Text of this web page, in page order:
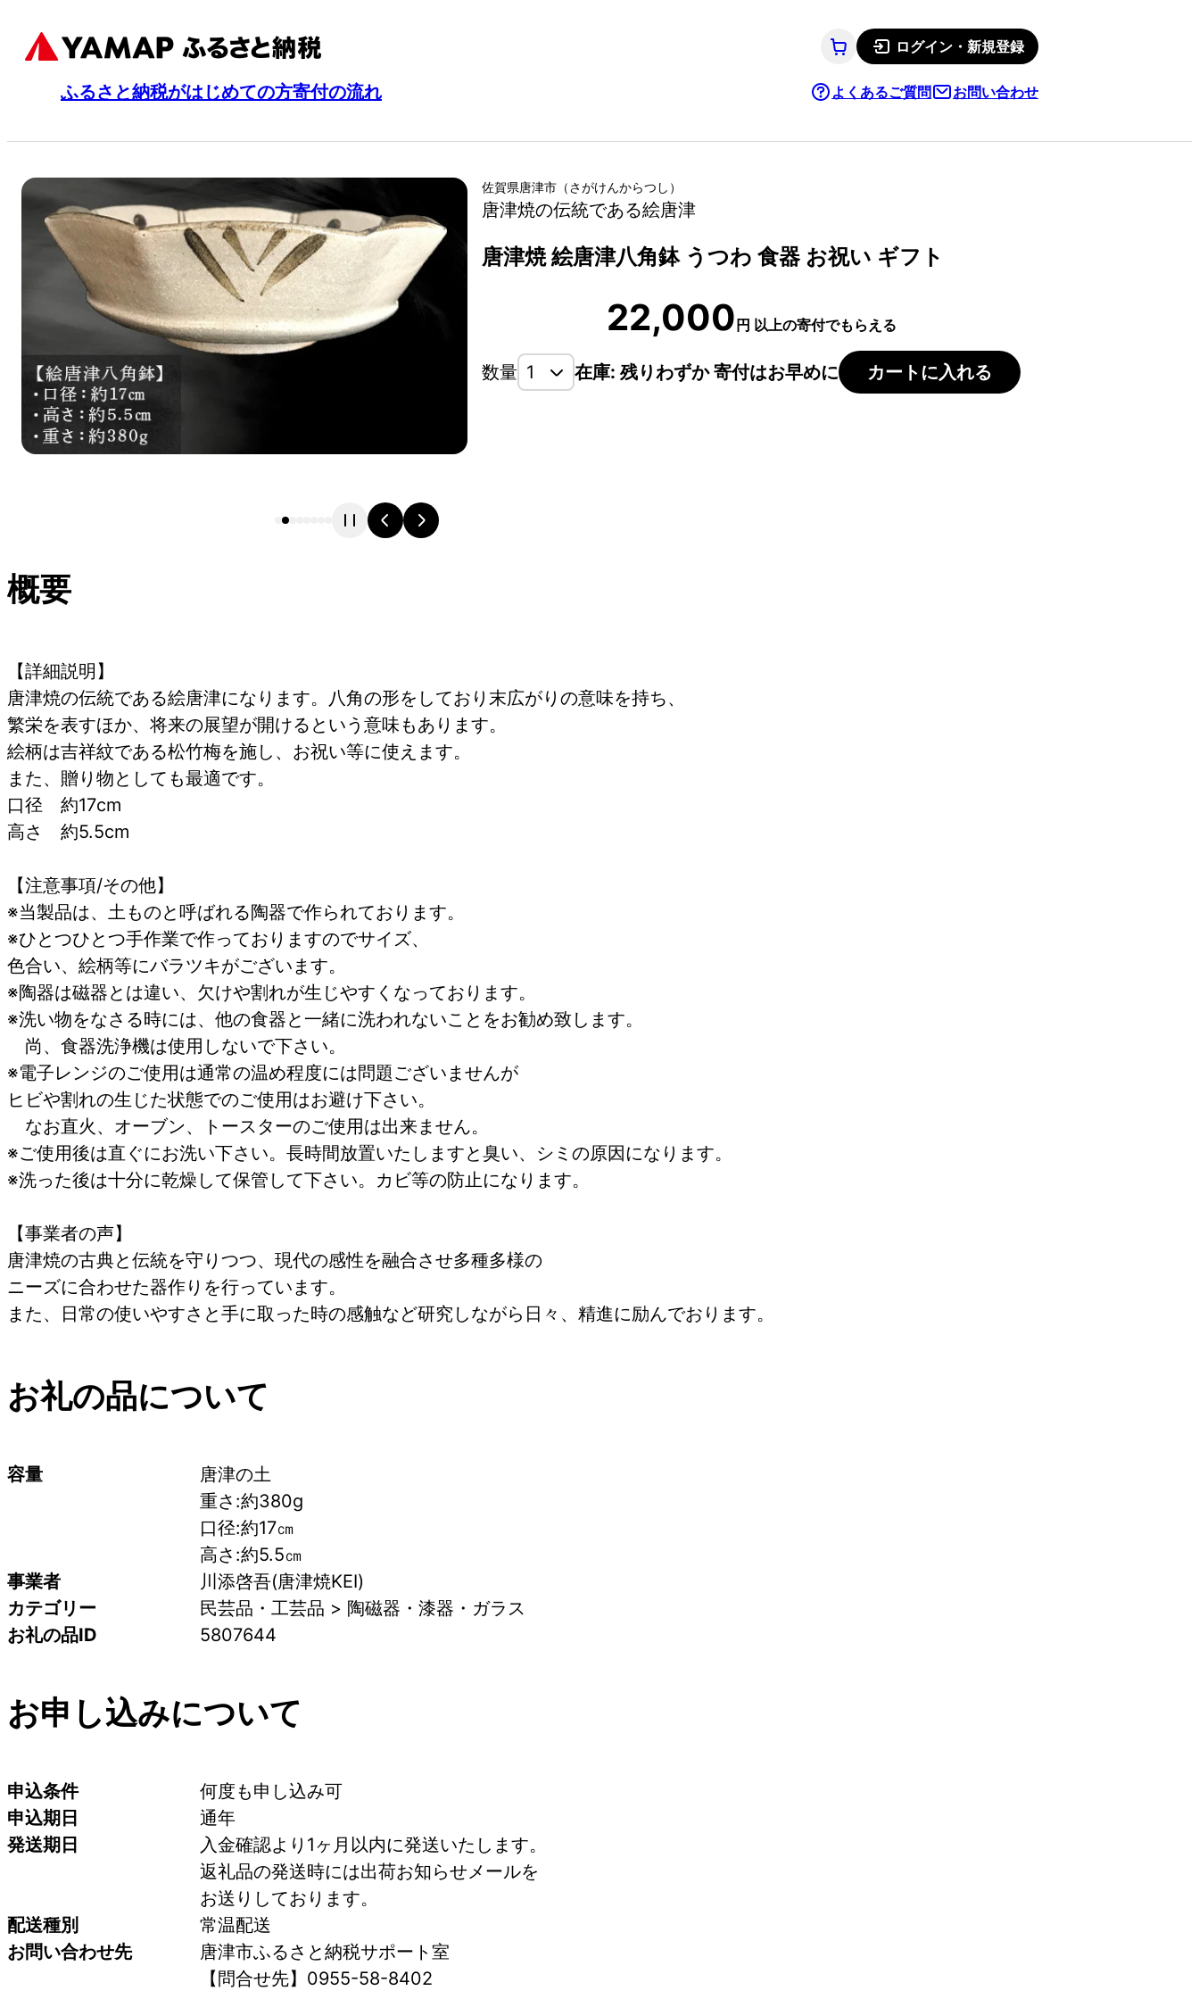
ログイン・新規登録
ふるさと納税がはじめての方寄付の流れ よくあるご質問 お問い合わせ
佐賀県唐津市 （さがけんからつし ）
唐津焼の伝統である絵唐津
唐津焼 絵唐津八角鉢 うつわ 食器 お祝い ギフト
22,000円 以上の寄付でもらえる
数量 在庫: 残りわずか 寄付はお早めに カートに入れる
概要
【詳細説明】
唐津焼の伝統である絵唐津になります。八角の形をしており末広がりの意味を持ち、
繁栄を表すほか、将来の展望が開けるという意味もあります。
絵柄は吉祥紋である松竹梅を施し、お祝い等に使えます。
また、贈り物としても最適です。
口径 約17cm
高さ 約5.5cm
【注意事項/その他】
※当製品は、土ものと呼ばれる陶器で作られております。
※ひとつひとつ手作業で作っておりますのでサイズ、
色合い、絵柄等にバラツキがございます。
※陶器は磁器とは違い、欠けや割れが生じやすくなっております。
※洗い物をなさる時には、他の食器と一緒に洗われないことをお勧め致します。
尚、食器洗浄機は使用しないで下さい。
※電子レンジのご使用は通常の温め程度には問題ございませんが
ヒビや割れの生じた状態でのご使用はお避け下さい。
なお直火、オーブン、トースターのご使用は出来ません。
※ご使用後は直ぐにお洗い下さい。長時間放置いたしますと臭い、シミの原因になります。
※洗った後は十分に乾燥して保管して下さい。カビ等の防止になります。
【事業者の声】
唐津焼の古典と伝統を守りつつ、現代の感性を融合させ多種多様の
ニーズに合わせた器作りを行っています。
また、日常の使いやすさと手に取った時の感触など研究しながら日々、精進に励んでおります。
お礼の品について
容量
唐津の土
重さ:約380g
口径:約17㎝
高さ:約5.5㎝
事業者
川添啓吾(唐津焼KEI)
カテゴリー
民芸品・工芸品 > 陶磁器・漆器・ガラス
お礼の品ID
5807644
お申し込みについて
申込条件
何度も申し込み可
申込期日
通年
発送期日
入金確認より1ヶ月以内に発送いたします。
返礼品の発送時には出荷お知らせメールを
お送りしております。
配送種別
常温配送
お問い合わせ先
唐津市ふるさと納税サポート室
【問合せ先】0955-58-8402